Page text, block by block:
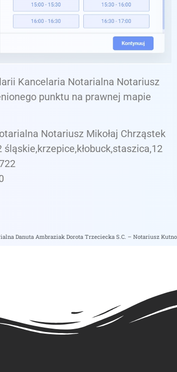
Kancelaria Notarialna Notariusz
punktu na prawnej mapie
Notariusz Mikołaj Chrząstek
Danuta Ambraziak Dorota Trzeciecka S.C. – Notariusz Kutno